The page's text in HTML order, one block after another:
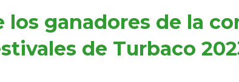
los ganadores de la
de Turbaco